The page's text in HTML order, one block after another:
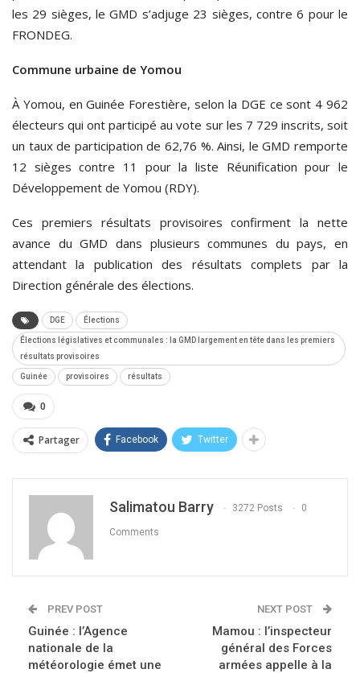
les 29 sièges, le GMD s’adjuge 23 sièges, contre 6 pour le
FRONDEG.
Commune urbaine de Yomou
À Yomou, en Guinée Forestière, selon la DGE ce sont 4 962
électeurs qui ont participé au vote sur les 7 729 inscrits, soit
un taux de participation de 62,76 %. Ainsi, le GMD remporte
12 sièges contre 11 pour la liste Réunification pour le
Développement de Yomou (RDY).
Ces premiers résultats provisoires confirment la nette
avance du GMD dans plusieurs communes du pays, en
attendant la publication des résultats complets par la
Direction générale des élections.
DGE Élections
Élections législatives et communales : la GMD largement en tête dans les premiers
résultats provisoires
Guinée provisoires résultats
0
Partager Facebook Twitter
Salimatou Barry 3272 Posts 0
Comments
PREV POST
Guinée : l’Agence
nationale de la
météorologie émet une
NEXT POST
Mamou : l’inspecteur
général des Forces
armées appelle à la